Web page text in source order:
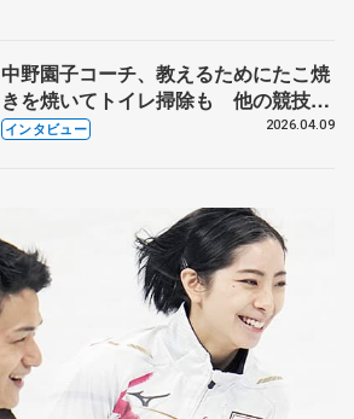
中野園子コーチ、教えるためにたこ焼
きを焼いてトイレ掃除も 他の競技に
も通用するという坂本花織の筋肉
インタビュー 2026.04.09